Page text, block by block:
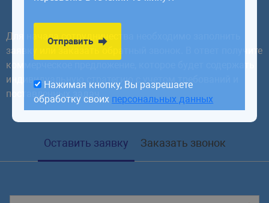
Для начала сотрудничества необходимо заполнить
заявку или заказать обратный звонок. В ответ получите
коммерческое предложение, которое будет содержать
индивидуальную стратегию с учетом требований и
поставленных задач
Оставить заявку Заказать звонок
обработку своихперсональных данных
Отправить
Нажимая кнопку, Вы разрешаете
обработку своих персональных данных